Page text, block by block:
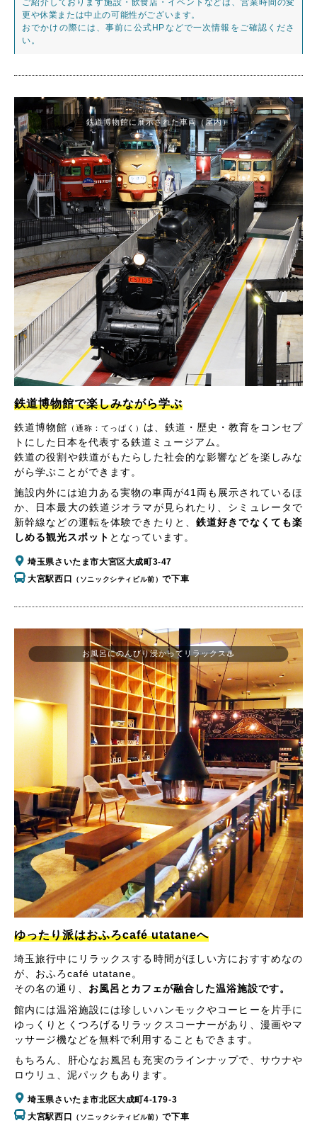
ご紹介しております施設・飲食店・イベントなどは、営業時間の変
更や休業または中止の可能性がございます。
おでかけの際には、事前に公式HPなどで一次情報をご確認くださ
い。
鉄道博物館に展示された車両（屋内）
鉄道博物館で楽しみながら学ぶ
鉄道博物館 （通称：てっぱく） は、鉄道・歴史・教育をコンセプ
トにした日本を代表する鉄道ミュージアム。
鉄道の役割や鉄道がもたらした社会的な影響などを楽しみな
がら学ぶことができます。
施設内外には迫力ある実物の車両が41両も展示されているほ
か、日本最大の鉄道ジオラマが見られたり、シミュレータで
新幹線などの運転を体験できたりと、 鉄道好きでなくても楽
しめる観光スポット となっています。
埼玉県さいたま市大宮区大成町3-47
大宮駅西口
（ソニックシティビル前）で下車
ゆったり派はおふろcafé utataneへ
埼玉旅行中にリラックスする時間がほしい方におすすめなの
が、おふろcafé utatane。
その名の通り、 お風呂とカフェが融合した温浴施設です。
館内には温浴施設には珍しいハンモックやコーヒーを片手に
ゆっくりとくつろげるリラックスコーナーがあり、漫画やマ
ッサージ機などを無料で利用することもできます。
もちろん、肝心なお風呂も充実のラインナップで、サウナや
ロウリュ、泥パックもあります。
埼玉県さいたま市北区大成町4-179-3
大宮駅西口
（ソニックシティビル前）で下車
お風呂にのんびり浸かってリラックス♨